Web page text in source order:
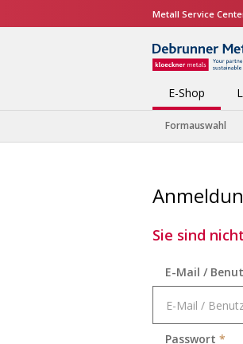
Metall Service
E-Shop
Formauswahl
Sie sind
E-Mail /
Passwort *